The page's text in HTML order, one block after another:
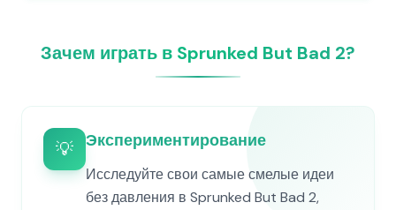
Зачем играть в Sprunked But Bad 2?
💡 Экспериментирование
Исследуйте свои самые смелые идеи
без давления в Sprunked But Bad 2,